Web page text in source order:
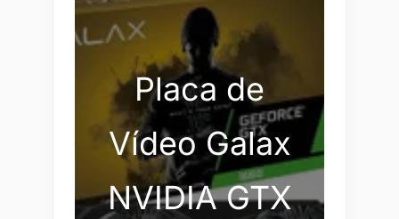
Placa de
Vídeo Galax
NVIDIA GTX